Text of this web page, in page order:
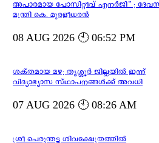
അപാരമായ പോസിറ്റീവ് എനർജി” ;
മന്ത്രി കെ. മുരളീധരൻ
08 AUG 2026 🕙 06:52 PM
ശക്തമായ മഴ; തൃശ്ശൂർ ജില്ലയിൽ ഇന്ന്
വിദ്യാഭ്യാസ സ്ഥാപനങ്ങൾക്ക് അവധി
07 AUG 2026 🕙 08:26 AM
ശ്രീ പെരുന്തട്ട ശിവക്ഷേത്രത്തിൽ